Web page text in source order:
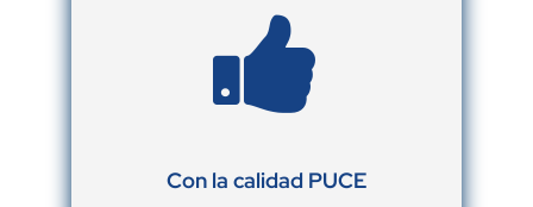

Con la calidad PUCE